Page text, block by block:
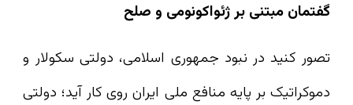
گفتمان مبتنی بر ژئواکونومی و صلح
تصور کنید در نبود جمهوری اسلامی، دولتی سکولار و
دموکراتیک بر پایه منافع ملی ایران روی کار آید؛ دولتی